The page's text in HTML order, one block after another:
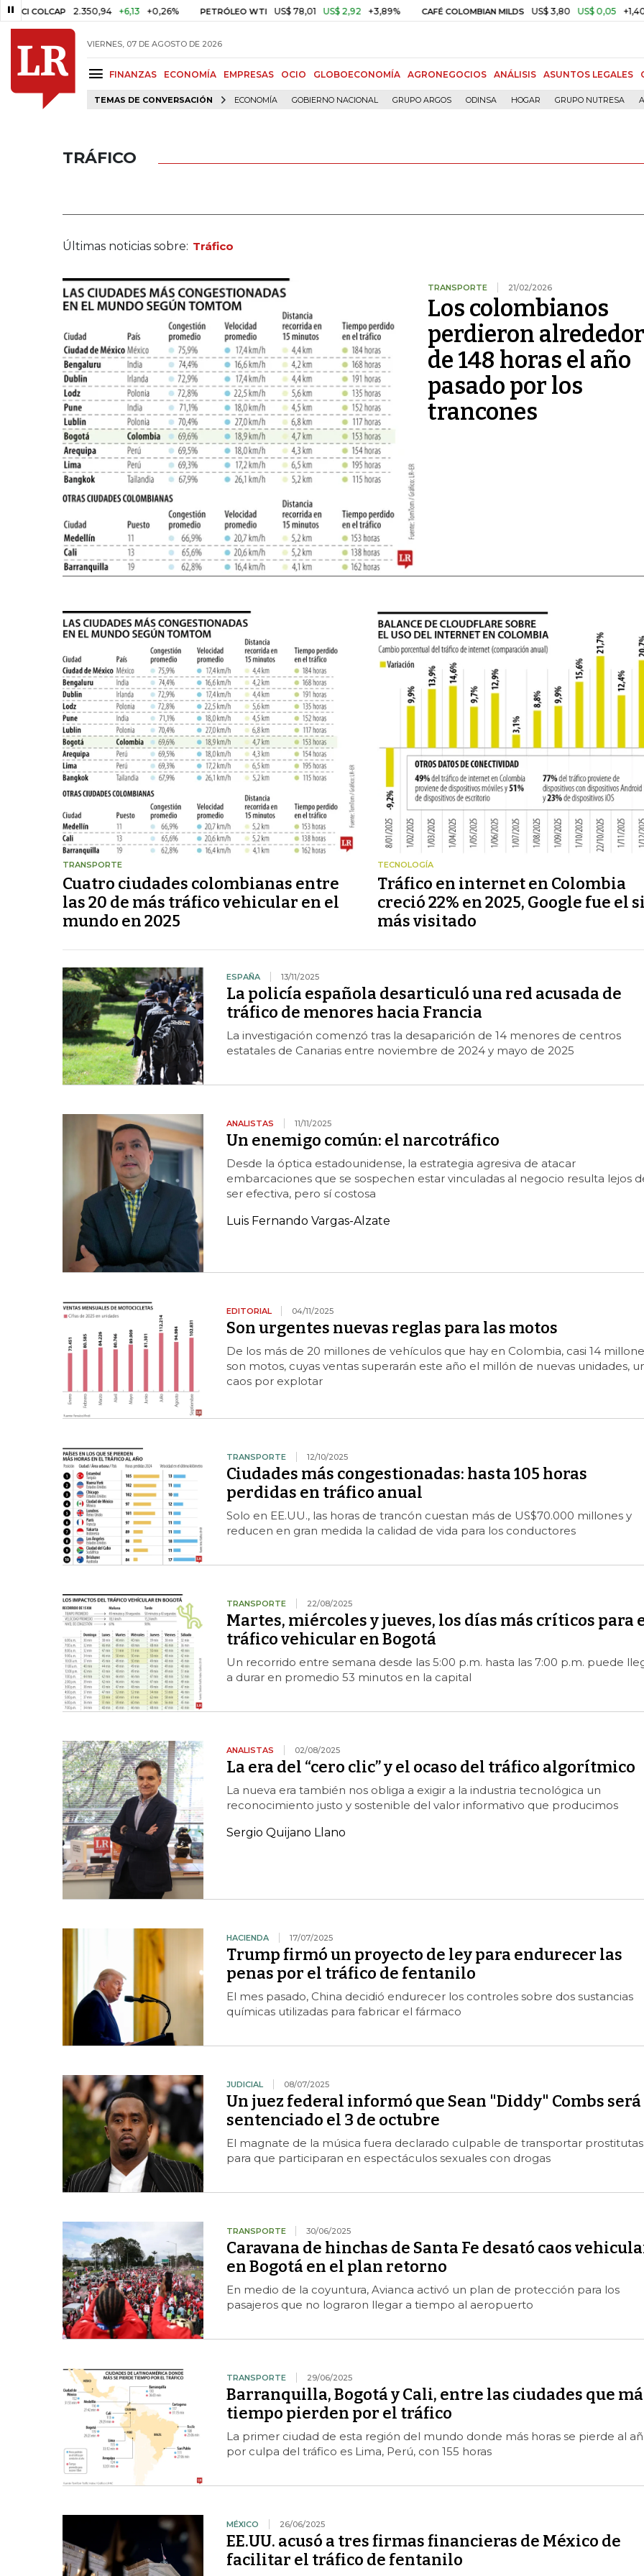
2.350,94 +6,13 +0,26% PETRÓLEO WTI US$ 78,01 US$ 2,92 +3,89% CAFÉ COLOMBIAN MILDS US$ 3,80 US$ 0,05 +1,40%
VIERNES, 07 DE AGOSTO DE 2026
FINANZAS ECONOMÍA EMPRESAS OCIO GLOBOECONOMÍA AGRONEGOCIOS ANÁLISIS ASUNTOS LEGALES
TEMAS DE CONVERSACIÓN ECONOMÍA GOBIERNO NACIONAL GRUPO ARGOS ODINSA HOGAR GRUPO NUTRESA
TRÁFICO
Últimas noticias sobre: Tráfico
TRANSPORTE 21/02/2026
Los colombianos
perdieron alrededor
de 148 horas el año
pasado por los
trancones
TRANSPORTE
Cuatro ciudades colombianas entre
las 20 de más tráfico vehicular en el
mundo en 2025
TECNOLOGÍA
Tráfico en internet en Colombia
creció 22% en 2025, Google fue el
más visitado
ESPAÑA 13/11/2025
La policía española desarticuló una red acusada de
tráfico de menores hacia Francia
La investigación comenzó tras la desaparición de 14 menores de centros
estatales de Canarias entre noviembre de 2024 y mayo de 2025
ANALISTAS 11/11/2025
Un enemigo común: el narcotráfico
Desde la óptica estadounidense, la estrategia agresiva de atacar
embarcaciones que se sospechen estar vinculadas al negocio resulta lejos
ser efectiva, pero sí costosa
Luis Fernando Vargas-Alzate
EDITORIAL 04/11/2025
Son urgentes nuevas reglas para las motos
De los más de 20 millones de vehículos que hay en Colombia, casi 14
son motos, cuyas ventas superarán este año el millón de nuevas unidades,
caos por explotar
TRANSPORTE 12/10/2025
Ciudades más congestionadas: hasta 105 horas
perdidas en tráfico anual
Solo en EE.UU., las horas de trancón cuestan más de US$70.000 millones y
reducen en gran medida la calidad de vida para los conductores
TRANSPORTE 22/08/2025
Martes, miércoles y jueves, los días más críticos para
tráfico vehicular en Bogotá
Un recorrido entre semana desde las 5:00 p.m. hasta las 7:00 p.m. puede
a durar en promedio 53 minutos en la capital
ANALISTAS 02/08/2025
La era del “cero clic” y el ocaso del tráfico algorítmico
La nueva era también nos obliga a exigir a la industria tecnológica un
reconocimiento justo y sostenible del valor informativo que producimos
Sergio Quijano Llano
HACIENDA 17/07/2025
Trump firmó un proyecto de ley para endurecer las
penas por el tráfico de fentanilo
El mes pasado, China decidió endurecer los controles sobre dos sustancias
químicas utilizadas para fabricar el fármaco
JUDICIAL 08/07/2025
Un juez federal informó que Sean "Diddy" Combs será
sentenciado el 3 de octubre
El magnate de la música fuera declarado culpable de transportar prostitutas
para que participaran en espectáculos sexuales con drogas
TRANSPORTE 30/06/2025
Caravana de hinchas de Santa Fe desató caos
en Bogotá en el plan retorno
En medio de la coyuntura, Avianca activó un plan de protección para los
pasajeros que no lograron llegar a tiempo al aeropuerto
TRANSPORTE 29/06/2025
Barranquilla, Bogotá y Cali, entre las ciudades que
tiempo pierden por el tráfico
La primer ciudad de esta región del mundo donde más horas se pierde al
por culpa del tráfico es Lima, Perú, con 155 horas
MÉXICO 26/06/2025
EE.UU. acusó a tres firmas financieras de México de
facilitar el tráfico de fentanilo